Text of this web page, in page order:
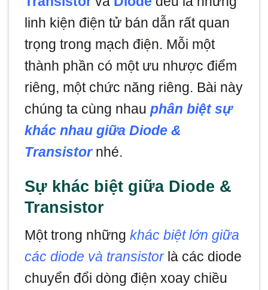
linh kiện điện tử bán dẫn rất quan
trọng trong mạch điện. Mỗi một
thành phần có một ưu nhược điểm
riêng, một chức năng riêng. Bài này
chúng ta cùng nhauphân biệt sự
khác nhau giữa Diode &
Transistornhé.
Sự khác biệt giữa Diode &
Transistor
Một trong nhữngkhác biệt lớn giữa
các diode và transistorlà các diode
chuyển đổi dòng điện xoay chiều